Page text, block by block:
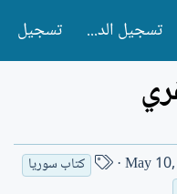
تسجيل الدخول تسجيل
May
اكتاب سوريا